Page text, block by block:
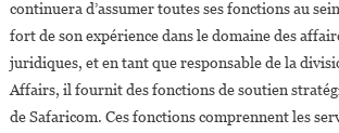
continuera d’assumer toutes ses fonctions au
fort de son expérience dans le domaine des
juridiques, et en tant que responsable de la
Affairs, il fournit des fonctions de soutien
de Safaricom. Ces fonctions comprennent les